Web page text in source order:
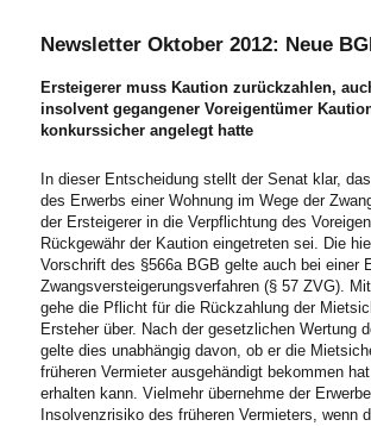
Newsletter Oktober 2012: Neue
Ersteigerer muss Kaution zurückzahlen,
insolvent gegangener Voreigentümer
konkurssicher angelegt hatte
In dieser Entscheidung stellt der Senat klar,
des Erwerbs einer Wohnung im Wege der
der Ersteigerer in die Verpflichtung des
Rückgewähr der Kaution eingetreten sei. Die
Vorschrift des §566a BGB gelte auch bei einer
Zwangsversteigerungsverfahren (§ 57 ZVG).
gehe die Pflicht für die Rückzahlung der
Ersteher über. Nach der gesetzlichen Wertung
gelte dies unabhängig davon, ob er die
früheren Vermieter ausgehändigt bekommen
erhalten kann. Vielmehr übernehme der
Insolvenzrisiko des früheren Vermieters, wenn